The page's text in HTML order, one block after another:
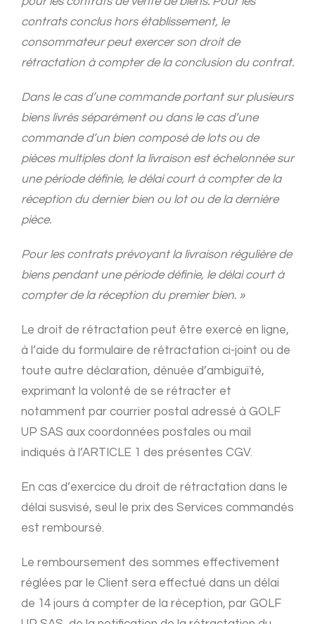
contrats conclus hors établissement, le
consommateur peut exercer son droit de
rétractation à compter de la conclusion du contrat.
Dans le cas d’une commande portant sur plusieurs
biens livrés séparément ou dans le cas d’une
commande d’un bien composé de lots ou de
pièces multiples dont la livraison est échelonnée sur
une période définie, le délai court à compter de la
réception du dernier bien ou lot ou de la dernière
pièce.
Pour les contrats prévoyant la livraison régulière de
biens pendant une période définie, le délai court à
compter de la réception du premier bien. »
Le droit de rétractation peut être exercé en ligne,
à l’aide du formulaire de rétractation ci-joint ou de
toute autre déclaration, dénuée d’ambiguïté,
exprimant la volonté de se rétracter et
notamment par courrier postal adressé à GOLF
UP SAS aux coordonnées postales ou mail
indiqués à l’ARTICLE 1 des présentes CGV.
En cas d’exercice du droit de rétractation dans le
délai susvisé, seul le prix des Services commandés
est remboursé.
Le remboursement des sommes effectivement
réglées par le Client sera effectué dans un délai
de 14 jours à compter de la réception, par GOLF